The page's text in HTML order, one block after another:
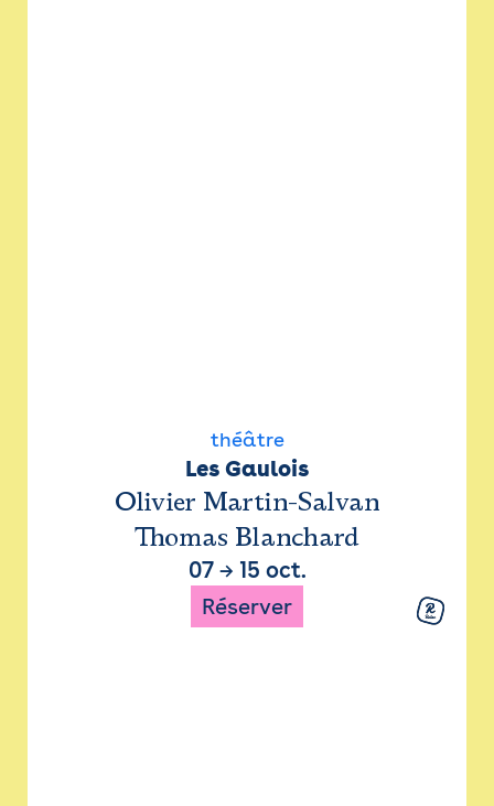
théâtre
Les Gaulois
Olivier Martin-Salvan
Thomas Blanchard
07→ 15 oct.
Réserver